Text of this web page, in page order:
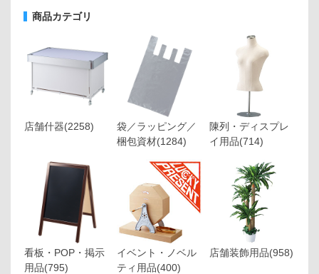
商品カテゴリ
店舗什器(2258)
袋／ラッピング／
梱包資材(1284)
陳列・ディスプレ
イ用品(714)
看板・POP・掲示
用品(795)
イベント・ノベル
ティ用品(400)
店舗装飾用品(958)